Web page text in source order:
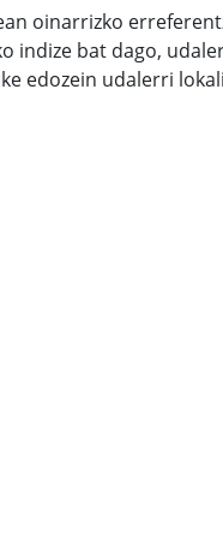
oinarrizko
indize bat dago,
edozein udalerri